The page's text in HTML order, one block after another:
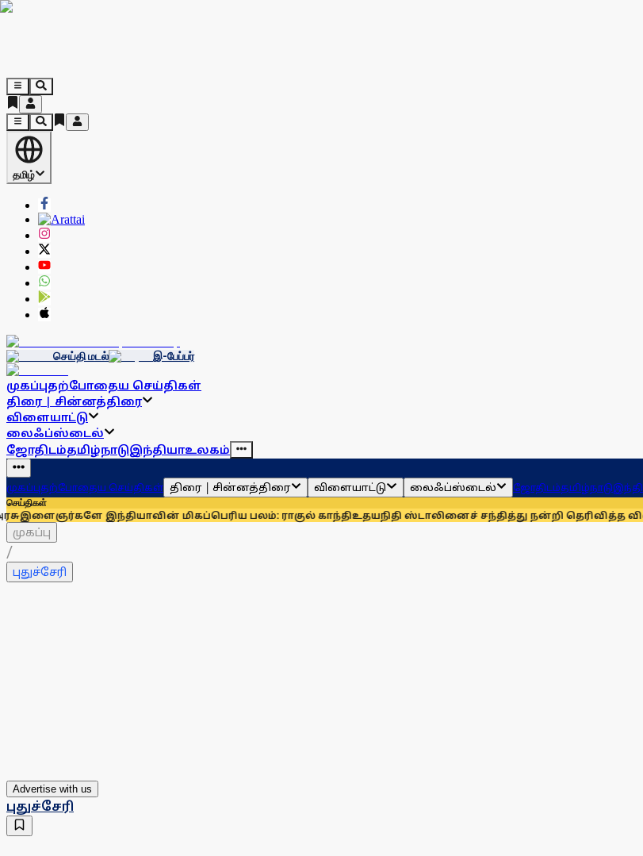
தமிழ்
செய்தி மடல் இ-பேப்பர்
முகப்புதற்போதைய செய்திகள்
திரை | சின்னத்திரை
விளையாட்டு
லைஃப்ஸ்டைல்
ஜோதிடம்தமிழ்நாடுஇந்தியாஉலகம்
முகப்புதற்போதைய செய்திகள் திரை | சின்னத்திரை விளையாட்டு லைஃப்ஸ்டைல் ஜோதிடம்தமிழ்நாடு
செய்திகள்
இந்தியாவின் மிகப்பெரிய பலம்: ராகுல் காந்திஉதயநிதி ஸ்டாலினைச் சந்தித்து நன்றி தெரிவித்த விவசாயிகள்!
முகப்பு
/
புதுச்சேரி
Advertise with us
புதுச்சேரி